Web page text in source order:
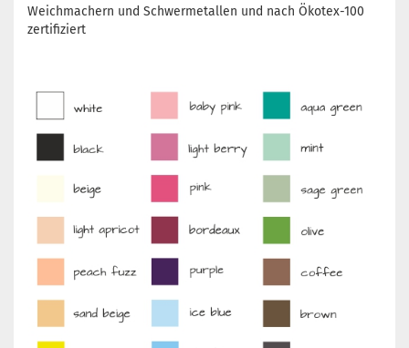
Weichmachern und Schwermetallen und nach Ökotex-100
zertifiziert